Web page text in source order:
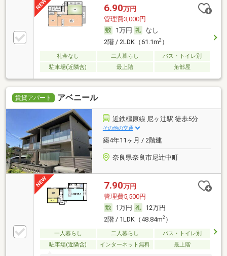
6.90万円
管理費3,000円
1万円
なし
2階 / 2LDK（61.1m2）
礼金なし 二人暮らし
バス・トイレ別
駐車場(近隣含)
最上階 角部屋
賃貸アパート アベニール
近鉄橿原線 尼ヶ辻駅 徒歩5分
その他の交通
築4年11ヶ月 / 2階建
奈良県奈良市尼辻中町
7.90万円
管理費5,500円
1万円
12万円
2階 / 1LDK（48.84m2）
一人暮らし 二人暮らし
バス・トイレ別
駐車場(近隣含)
インターネット無料 最上階